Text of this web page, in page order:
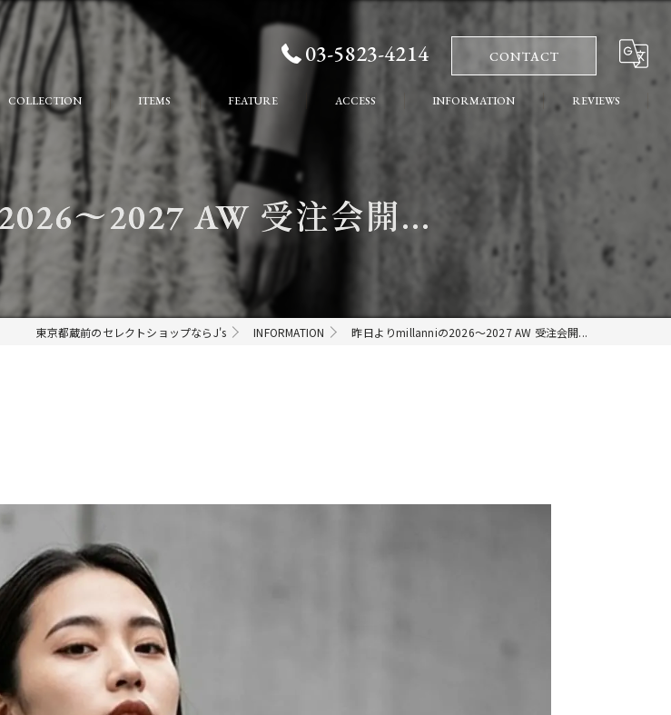
03-5823-4214 CONTACT
COLLECTION ITEMS
FAQ
FEATURE
おしゃれ
個性的
モード
ストリート
ACCESS INFORMATION REVIEWS
〜2027 AW 受注会開...
東京都蔵前のセレクトショップならJ's INFORMATION 昨日よりmillanniの2026〜2027 AW 受注会開...